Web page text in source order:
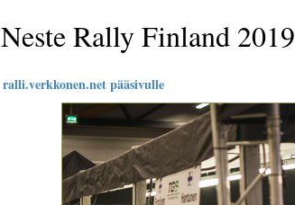
Neste Rally Finland 2019
ralli.verkkonen.net pääsivulle